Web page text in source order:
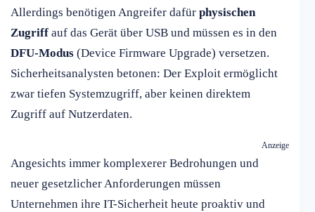
Allerdings benötigen Angreifer dafür physischen
Zugriff auf das Gerät über USB und müssen es in den
DFU-Modus (Device Firmware Upgrade) versetzen.
Sicherheitsanalysten betonen: Der Exploit ermöglicht
zwar tiefen Systemzugriff, aber keinen direktem
Zugriff auf Nutzerdaten.
Anzeige
Angesichts immer komplexerer Bedrohungen und
neuer gesetzlicher Anforderungen müssen
Unternehmen ihre IT-Sicherheit heute proaktiv und